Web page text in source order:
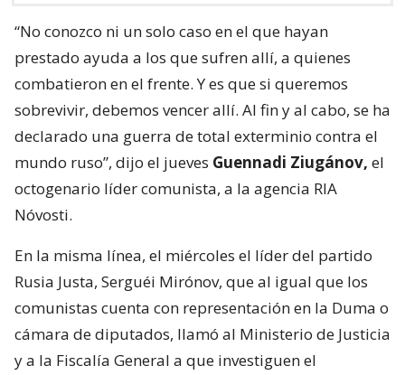
“No conozco ni un solo caso en el que hayan
prestado ayuda a los que sufren allí, a quienes
combatieron en el frente. Y es que si queremos
sobrevivir, debemos vencer allí. Al fin y al cabo, se ha
declarado una guerra de total exterminio contra el
mundo ruso”, dijo el jueves Guennadi Ziugánov, el
octogenario líder comunista, a la agencia RIA
Nóvosti.
En la misma línea, el miércoles el líder del partido
Rusia Justa, Serguéi Mirónov, que al igual que los
comunistas cuenta con representación en la Duma o
cámara de diputados, llamó al Ministerio de Justicia
y a la Fiscalía General a que investiguen el